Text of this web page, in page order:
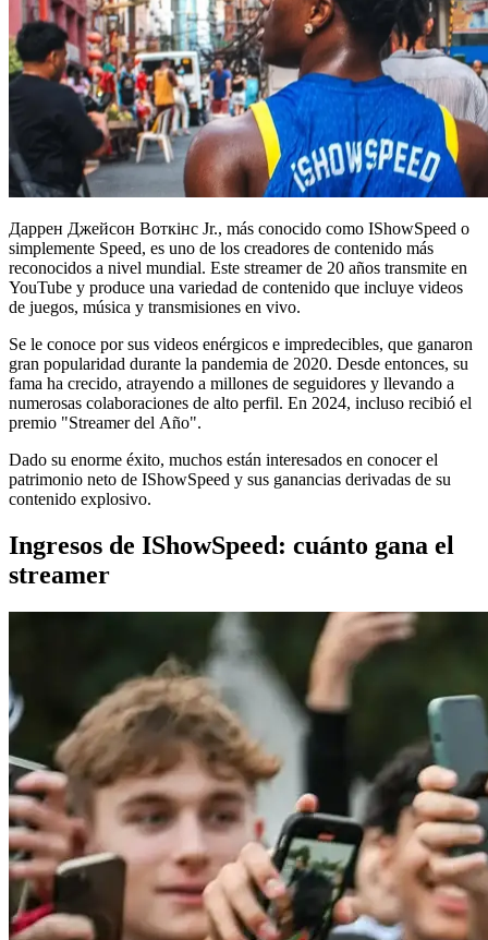
Даррен Джейсон Воткінс Jr., más conocido como IShowSpeed o
simplemente Speed, es uno de los creadores de contenido más
reconocidos a nivel mundial. Este streamer de 20 años transmite en
YouTube y produce una variedad de contenido que incluye videos
de juegos, música y transmisiones en vivo.
Se le conoce por sus videos enérgicos e impredecibles, que ganaron
gran popularidad durante la pandemia de 2020. Desde entonces, su
fama ha crecido, atrayendo a millones de seguidores y llevando a
numerosas colaboraciones de alto perfil. En 2024, incluso recibió el
premio "Streamer del Año".
Dado su enorme éxito, muchos están interesados en conocer el
patrimonio neto de IShowSpeed y sus ganancias derivadas de su
contenido explosivo.
Ingresos de IShowSpeed: cuánto gana el
streamer